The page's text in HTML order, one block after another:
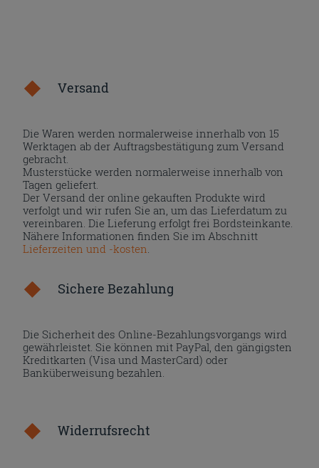
Versand
Die Waren werden normalerweise innerhalb von 15
Werktagen ab der Auftragsbestätigung zum Versand
gebracht.
Musterstücke werden normalerweise innerhalb von
Tagen geliefert.
Der Versand der online gekauften Produkte wird
verfolgt und wir rufen Sie an, um das Lieferdatum zu
vereinbaren. Die Lieferung erfolgt frei Bordsteinkante.
Nähere Informationen finden Sie im Abschnitt
Lieferzeiten und -kosten.
Sichere Bezahlung
Die Sicherheit des Online-Bezahlungsvorgangs wird
gewährleistet. Sie können mit PayPal, den gängigsten
Kreditkarten (Visa und MasterCard) oder
Banküberweisung bezahlen.
Widerrufsrecht